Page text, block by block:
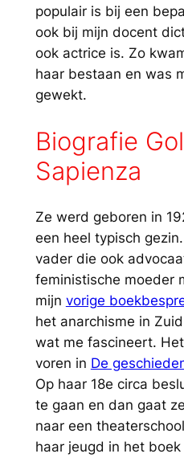
populair is bij een
ook bij mijn docent
ook actrice is. Zo
haar bestaan en was
gewekt.
Biografie
Sapienza
Ze werd geboren in
een heel typisch
vader die ook
feministische moeder
mijn vorige
het anarchisme in
wat me fascineert.
voren in De
Op haar 18e circa
te gaan en dan gaat
naar een
haar jeugd in het boek